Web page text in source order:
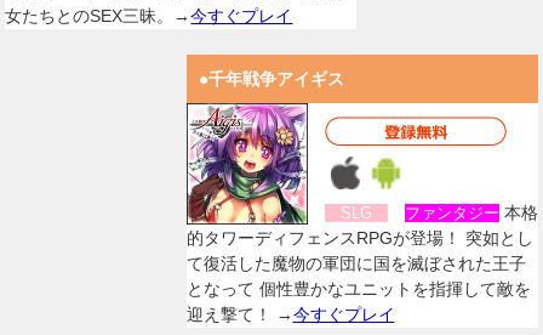
女たちとのSEX三昧。→今すぐプレイ
●千年戦争アイギス
SLG ファンタジー 本格
的タワーディフェンスRPGが登場！ 突如とし
て復活した魔物の軍団に国を滅ぼされた王子
となって 個性豊かなユニットを指揮して敵を
迎え撃て！ →今すぐプレイ